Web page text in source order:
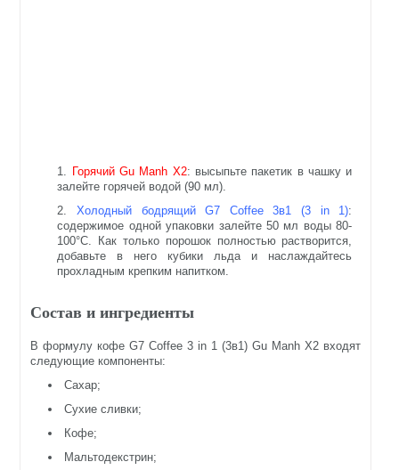
Горячий Gu Manh X2: высыпьте пакетик в чашку и
залейте горячей водой (90 мл).
Холодный бодрящий G7 Coffee 3в1 (3 in 1):
содержимое одной упаковки залейте 50 мл воды 80-
100°C. Как только порошок полностью растворится,
добавьте в него кубики льда и наслаждайтесь
прохладным крепким напитком.
Состав и ингредиенты
В формулу кофе G7 Coffee 3 in 1 (3в1) Gu Manh X2 входят
следующие компоненты:
Сахар;
Сухие сливки;
Кофе;
Мальтодекстрин;